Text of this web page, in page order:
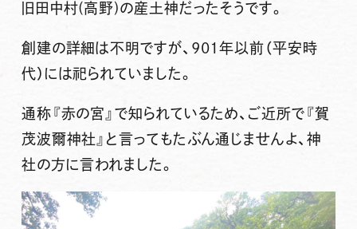
旧田中村(高野)の産土神だったそうです。
創建の詳細は不明ですが、901年以前（平安時
代）には祀られていました。
通称『赤の宮』で知られているため、ご近所で『賀
茂波爾神社』と言ってもたぶん通じませんよ、神
社の方に言われました。